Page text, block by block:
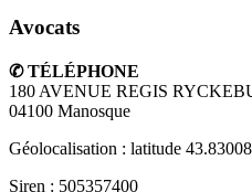
Avocats
✆ TÉLÉPHONE
180 AVENUE REGIS
04100 Manosque
Géolocalisation : latitude
Siren : 505357400